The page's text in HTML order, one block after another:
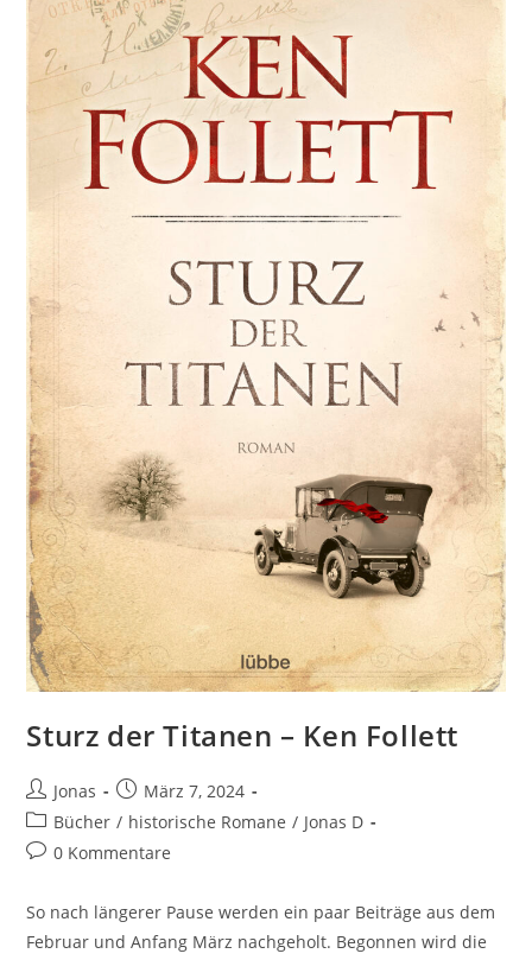
Sturz der Titanen – Ken Follett
Jonas
März 7, 2024
Bücher / historische Romane / Jonas D
0 Kommentare
So nach längerer Pause werden ein paar Beiträge aus dem
Februar und Anfang März nachgeholt. Begonnen wird die